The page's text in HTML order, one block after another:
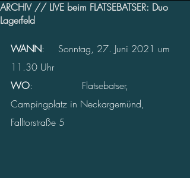
ARCHIV // LIVE beim FLATSEBATSER: Duo
Lagerfeld
WANN: 	Sonntag, 27. Juni 2021 um
11.30 Uhr
WO:
Flatsebatser,
Campingplatz in Neckargemünd,
Falltorstraße 5